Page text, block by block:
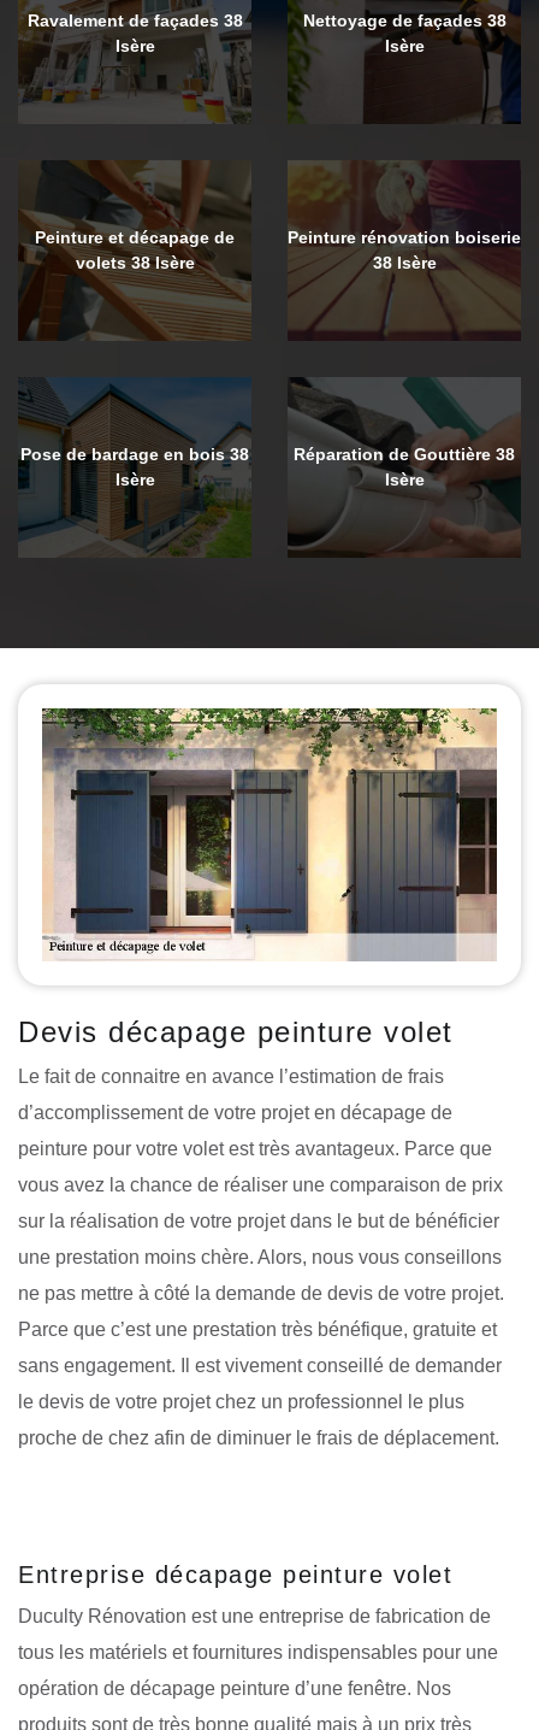
Ravalement de façades 38
Isère
Nettoyage de façades 38
Isère
Peinture et décapage de
volets 38 Isère
Peinture rénovation boiserie
38 Isère
Pose de bardage en bois 38
Isère
Réparation de Gouttière 38
Isère
Devis décapage peinture volet
Le fait de connaitre en avance l’estimation de frais
d’accomplissement de votre projet en décapage de
peinture pour votre volet est très avantageux. Parce que
vous avez la chance de réaliser une comparaison de prix
sur la réalisation de votre projet dans le but de bénéficier
une prestation moins chère. Alors, nous vous conseillons
ne pas mettre à côté la demande de devis de votre projet.
Parce que c’est une prestation très bénéfique, gratuite et
sans engagement. Il est vivement conseillé de demander
le devis de votre projet chez un professionnel le plus
proche de chez afin de diminuer le frais de déplacement.
Entreprise décapage peinture volet
Duculty Rénovation est une entreprise de fabrication de
tous les matériels et fournitures indispensables pour une
opération de décapage peinture d’une fenêtre. Nos
produits sont de très bonne qualité mais à un prix très